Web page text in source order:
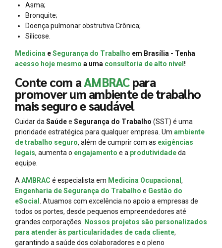
Asma;
Bronquite;
Doença pulmonar obstrutiva Crônica;
Silicose.
Medicina eSegurança do Trabalho em Brasília - Tenha
acesso hoje mesmo a uma consultoria de alto nível !
Conte com aAMBRACpara
promover um ambiente de trabalho
mais seguro e saudável
Cuidar da Saúdee Segurança do Trabalho (SST) é uma
prioridade estratégica para qualquer empresa. Um ambiente
de trabalho seguro, além de cumprir com as exigências
legais, aumenta o engajamento e a produtividadeda
equipe.
A AMBRAC é especialista em Medicina Ocupacional,
Engenharia de Segurança do Trabalho e Gestão do
eSocial . Atuamos com excelência no apoio a empresas de
todos os portes, desde pequenos empreendedores até
grandes corporações. Nossos projetos são personalizados
para atender às particularidades de cada cliente,
garantindo a saúde dos colaboradores e o pleno